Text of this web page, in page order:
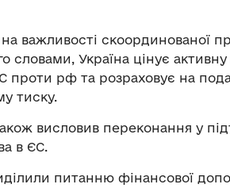
важливості cкоординованої
словами, Україна цінує
проти рф та розраховує на
тиску.
висловив переконання у
в ЄС.
питанню фінансової